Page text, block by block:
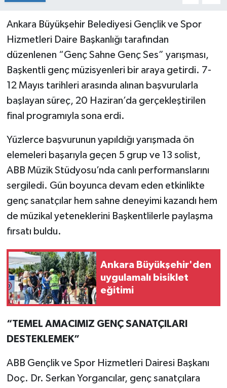
Ankara Büyükşehir Belediyesi Gençlik ve Spor
Hizmetleri Daire Başkanlığı tarafından
düzenlenen “Genç Sahne Genç Ses” yarışması,
Başkentli genç müzisyenleri bir araya getirdi. 7-
12 Mayıs tarihleri arasında alınan başvurularla
başlayan süreç, 20 Haziran’da gerçekleştirilen
final programıyla sona erdi.
Yüzlerce başvurunun yapıldığı yarışmada ön
elemeleri başarıyla geçen 5 grup ve 13 solist,
ABB Müzik Stüdyosu’nda canlı performanslarını
sergiledi. Gün boyunca devam eden etkinlikte
genç sanatçılar hem sahne deneyimi kazandı hem
de müzikal yeteneklerini Başkentlilerle paylaşma
fırsatı buldu.
Ankara Büyükşehir'den
uygulamalı bisiklet
eğitimi
“TEMEL AMACIMIZ GENÇ SANATÇILARI
DESTEKLEMEK”
ABB Gençlik ve Spor Hizmetleri Dairesi Başkanı
Doç. Dr. Serkan Yorgancılar, genç sanatçılara